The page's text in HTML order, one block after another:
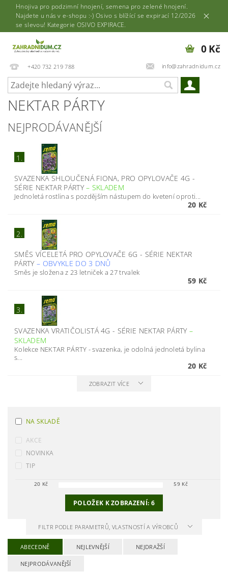
Hnojiva pro podzimní hnojení, semena pro zelené hnojení.
Najdete u nás v e-shopu :-) Osivo s blížící se expirací 12/2026
se slevou! Kategorie OSIVO EXPIRACE.
+420 732 219 788 info@zahradnidum.cz
0 Kč
NEKTAR PÁRTY
NEJPRODÁVANĚJŠÍ
1.
SVAZENKA SHLOUČENÁ FIONA, PRO OPYLOVAČE 4G -
SÉRIE NEKTAR PÁRTY– SKLADEM
Jednoletá rostlina s pozdějším nástupem do kvetení oproti...
20 Kč
2.
SMĚS VÍCELETÁ PRO OPYLOVAČE 6G - SÉRIE NEKTAR
PÁRTY– OBVYKLE DO 3 DNŮ
Směs je složena z 23 letniček a 27 trvalek
59 Kč
3.
SVAZENKA VRATIČOLISTÁ 4G - SÉRIE NEKTAR PÁRTY –
SKLADEM
Kolekce NEKTAR PÁRTY - svazenka, je odolná jednoletá bylina
s...
20 Kč
ZOBRAZIT VÍCE
NA SKLADĚ
AKCE
NOVINKA
TIP
20 Kč 59Kč
POLOŽEK K ZOBRAZENÍ: 6
FILTR PODLE PARAMETRŮ, VLASTNOSTÍ A VÝROBCŮ
ABECEDNĚ NEJLEVNĚJŠÍ NEJDRAŽŠÍ
NEJPRODÁVANĚJŠÍ